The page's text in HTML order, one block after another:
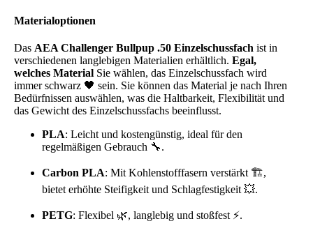
Materialoptionen
Das AEA Challenger Bullpup .50 Einzelschussfach ist in
verschiedenen langlebigen Materialien erhältlich. Egal,
welches Material Sie wählen, das Einzelschussfach wird
immer schwarz 🖤 sein. Sie können das Material je nach Ihren
Bedürfnissen auswählen, was die Haltbarkeit, Flexibilität und
das Gewicht des Einzelschussfachs beeinflusst.
PLA: Leicht und kostengünstig, ideal für den
regelmäßigen Gebrauch 🔧.
Carbon PLA: Mit Kohlenstofffasern verstärkt 🏗️,
bietet erhöhte Steifigkeit und Schlagfestigkeit 💥.
PETG: Flexibel 🌿, langlebig und stoßfest ⚡.